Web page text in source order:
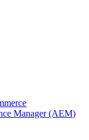
Manager (AEM)